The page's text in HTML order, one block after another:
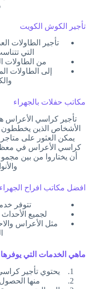
تأجير الكوش الكويت
تأجير الطاولات
التي
من الطاولات
إلى الطاولات
مكاتب حفلات بالجهراء
تأجير كراسي الأعراس
الأشخاص الذين
يمكن العثور على متاجر
كراسي الأعراس في
أن يختاروا من بين
افضل مكاتب افراح الجهراء
تتوفر
لجميع
مثل الأعراس
ماهي الخدمات التي
يحتوي تأجير
منها